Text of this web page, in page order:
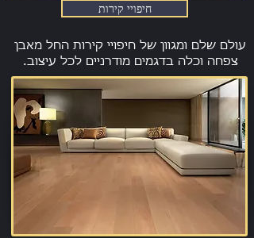
חיפויי קירות
עולם שלם ומגוון של חיפויי קירות החל מאבן
צפחה וכלה בדגמים מודרניים לכל עיצוב.